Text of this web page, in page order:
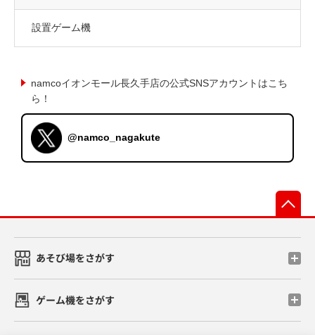
設置ゲーム機
namcoイオンモール長久手店の公式SNSアカウントはこち
ら！
@namco_nagakute
あそび場をさがす
ゲーム機をさがす